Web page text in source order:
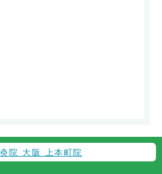
院 大阪 上本町院